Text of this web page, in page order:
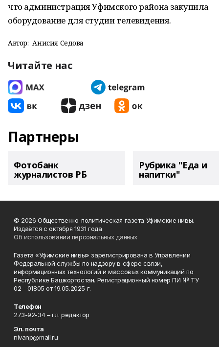
что администрация Уфимского района закупила
оборудование для студии телевидения.
Автор: Анисия Седова
Читайте нас
Партнеры
Фотобанк
журналистов РБ
Рубрика "Еда и
напитки"
© 2026 Общественно-политическая газета Уфимские нивы.
Издаётся с октября 1931 года
Об использовании персональных данных
Газета «Уфимские нивы» зарегистрирована в Управлении
Федеральной службы по надзору в сфере связи,
информационных технологий и массовых коммуникаций по
Республике Башкортостан. Регистрационный номер ПИ № ТУ
02 - 01805 от 19.05.2025 г.
Телефон
273-92-34 – гл. редактор
Эл. почта
nivanp@mail.ru